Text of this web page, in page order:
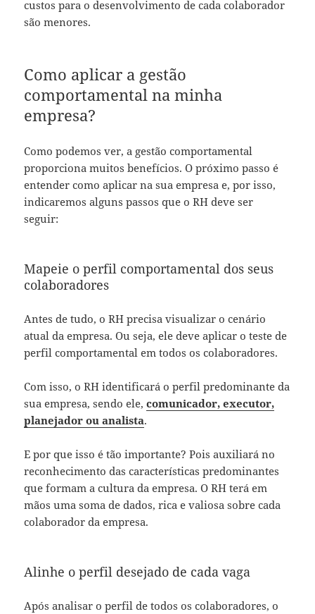
custos para o desenvolvimento de cada colaborador
são menores.
Como aplicar a gestão
comportamental na minha
empresa?
Como podemos ver, a gestão comportamental
proporciona muitos benefícios. O próximo passo é
entender como aplicar na sua empresa e, por isso,
indicaremos alguns passos que o RH deve ser
seguir:
Mapeie o perfil comportamental dos seus
colaboradores
Antes de tudo, o RH precisa visualizar o cenário
atual da empresa. Ou seja, ele deve aplicar o teste de
perfil comportamental em todos os colaboradores.
Com isso, o RH identificará o perfil predominante da
sua empresa, sendo ele,comunicador, executor,
planejador ou analista.
E por que isso é tão importante? Pois auxiliará no
reconhecimento das características predominantes
que formam a cultura da empresa. O RH terá em
mãos uma soma de dados, rica e valiosa sobre cada
colaborador da empresa.
Alinhe o perfil desejado de cada vaga
Após analisar o perfil de todos os colaboradores, o